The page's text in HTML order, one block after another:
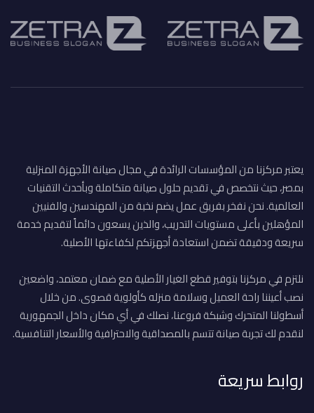
يعتبر مركزنا من المؤسسات الرائدة في مجال صيانة الأجهزة المنزلية
بمصر، حيث نتخصص في تقديم حلول صيانة متكاملة وبأحدث التقنيات
العالمية. نحن نفخر بفريق عمل يضم نخبة من المهندسين والفنيين
المؤهلين بأعلى مستويات التدريب، والذين يسعون دائماً لتقديم خدمة
سريعة ودقيقة تضمن استعادة أجهزتكم لكفاءتها الأصلية.
نلتزم في مركزنا بتوفير قطع الغيار الأصلية مع ضمان معتمد، واضعين
نصب أعيننا راحة العميل وسلامة منزله كأولوية قصوى. من خلال
أسطولنا المتحرك وشبكة فروعنا، نصلك في أي مكان داخل الجمهورية
لنقدم لك تجربة صيانة تتسم بالمصداقية والاحترافية والأسعار التنافسية.
روابط سريعة